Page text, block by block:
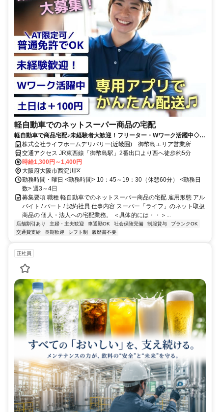
軽自動車でのネットスーパー商品の宅配
軽自動車で商品宅配♪未経験者大歓迎！フリーター・Wワーク活躍中◇週
3～4日勤務◇土日は＋100円
株式会社ライフホームデリバリー(近畿圏) 御幣島エリア営業所
交通アクセス JR東西線「御幣島駅」2番出口より西へ徒歩約5分
時給1,300円～1,400円
大阪府大阪市西淀川区
勤務時間・曜日 <勤務時間> 10：45～19：30（休憩60分） <勤務日
数> 週3～4日
募集要項 職種 軽自動車でのネットスーパー商品の宅配 雇用形態 アル
バイト / パート / 契約社員 仕事内容 スーパー「ライフ」のネット取扱
商品の 個人・法人への宅配業務。 ＜具体的には・・＞...
店舗割引あり 主婦・主夫歓迎 車通勤OK 社会保険完備 制服貸与
ブランクOK
交通費支給
長期歓迎 シフト制 履歴書不要
正社員